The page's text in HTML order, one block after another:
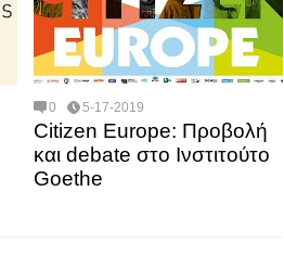
0 5-17-2019
Citizen Europe: Προβολή
και debate στο Ινστιτούτο
Goethe